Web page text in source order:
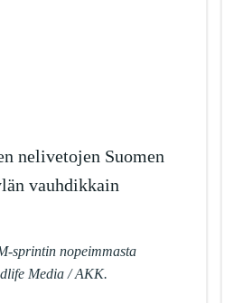
nelivetojen Suomen
vauhdikkain
sprintin nopeimmasta
Media / AKK.